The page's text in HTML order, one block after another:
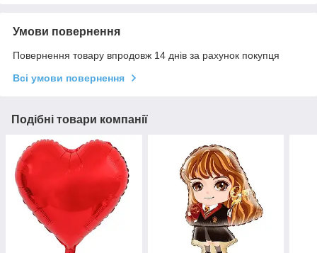
Умови повернення
Повернення товару впродовж 14 днів за рахунок покупця
Всі умови повернення
Подібні товари компанії